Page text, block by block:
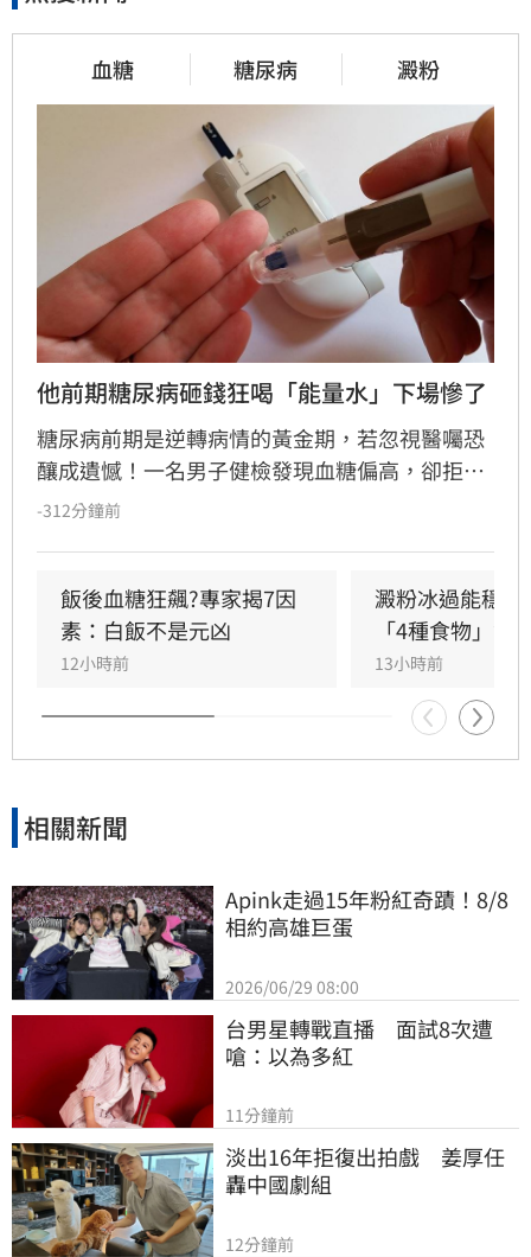
血糖 糖尿病 澱粉
他前期糖尿病砸錢狂喝「能量水」下場慘了
糖尿病前期是逆轉病情的黃金期，若忽視醫囑恐
釀成遺憾！一名男子健檢發現血糖偏高，卻拒絕
正規治療，轉而聽信網路生機飲食群組，大量攝
全身器官長期處於高糖環境導致腎衰竭，最終昏
迷送醫緊急洗腎才撿回一命。醫師李唐越強調，
糖尿病治療切勿盲目嘗試偏方，應透過規律運
動、飲食控制及專業藥物治療，才能有效控制血
糖，避免糖尿病併發症帶來的器官損傷，千萬別
因一時的僥倖心態，錯失逆轉病情的最佳時機，
-312分鐘前
飯後血糖狂飆?專家揭7因
素：白飯不是元凶
12小時前
澱粉冰過能穩
「4種食物」無
13小時前
相關新聞
Apink走過15年粉紅奇蹟！8/8
相約高雄巨蛋
2026/06/29 08:00
台男星轉戰直播　面試8次遭
嗆：以為多紅
11分鐘前
淡出16年拒復出拍戲　姜厚任
轟中國劇組
12分鐘前